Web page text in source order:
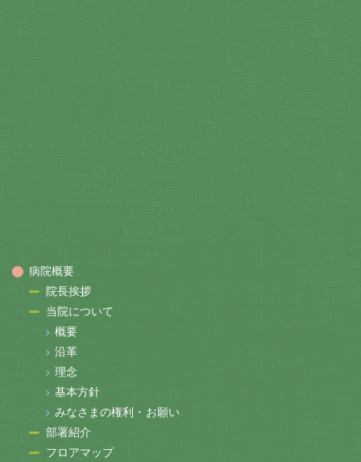
病院概要
院長挨拶
当院について
概要
沿革
理念
基本方針
みなさまの権利・お願い
部署紹介
フロアマップ